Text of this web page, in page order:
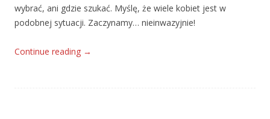
wybrać, ani gdzie szukać. Myślę, że wiele kobiet jest w
podobnej sytuacji. Zaczynamy… nieinwazyjnie!
Continue reading →